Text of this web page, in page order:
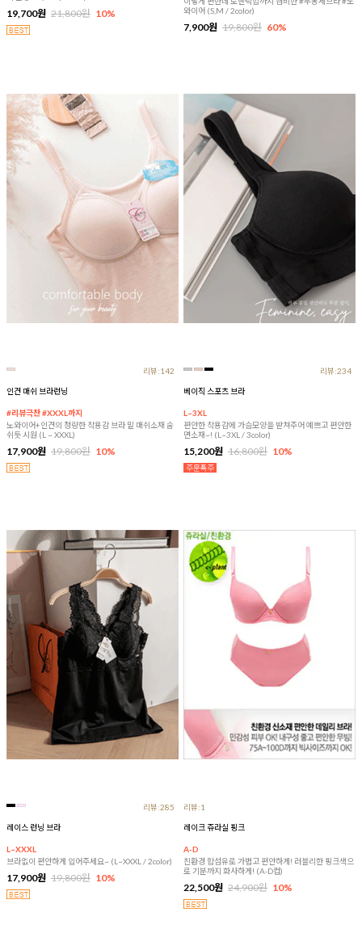
19,700원 21,800원 10%
와이어 (S,M / 2color)
7,900원 19,800원 60%
리뷰:142
인견 매쉬 브라런닝
#리뷰극찬 #XXXL까지
노와이어+인견의 청량한 착용감 브라 밑 매쉬소재 숨
쉬듯 시원 (L ~ XXXL)
17,900원 19,800원 10%
리뷰:234
베이직 스포츠 브라
L~3XL
편안한 착용감에 가슴모양을 받쳐주어 예쁘고 편안한
면소재~! (L~3XL / 3color)
15,200원 16,800원 10%
리뷰:285
레이스 런닝 브라
L~XXXL
브라없이 편안하게 입어주세요~ (L~XXXL / 2color)
17,900원 19,800원 10%
리뷰:1
레이크 쥬라실 핑크
A-D
친환경 합섬유로 가볍고 편안하게! 러블리한 핑크색으
로 기분까지 화사하게! (A-D컵)
22,500원 24,900원 10%